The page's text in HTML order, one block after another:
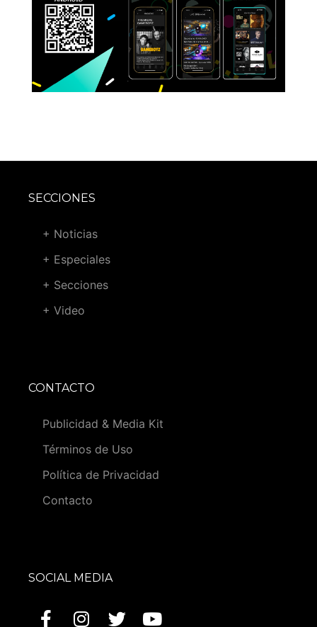
SECCIONES
+ Noticias
+ Especiales
+ Secciones
+ Video
CONTACTO
Publicidad & Media Kit
Términos de Uso
Política de Privacidad
Contacto
SOCIAL MEDIA